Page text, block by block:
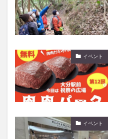
イベント
イベント